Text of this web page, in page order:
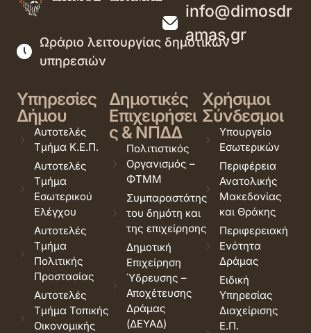
info@dimosdr
amas.gr
Ωράριο λειτουργίας δημοτικών
υπηρεσιών
Υπηρεσίες
Δήμου
Αυτοτελές
Τμήμα Κ.Ε.Π.
Αυτοτελές
Τμήμα
Εσωτερικού
Ελέγχου
Αυτοτελές
Τμήμα
Πολιτικής
Προστασίας
Αυτοτελές
Τμήμα Τοπικής
Οικονομικής
Δημοτικές
Επιχειρήσει
ς & ΝΠΔΔ
Πολιτιστικός
Οργανισμός –
ΦΤΜΜ
Συμπαραστάτης
του δημότη και
της επιχείρησης
Δημοτική
Επιχείρηση
Ύδρευσης –
Αποχέτευσης
Δράμας
(ΔΕΥΑΔ)
Χρήσιμοι
Σύνδεσμοι
Υπουργείο
Εσωτερικών
Περιφέρεια
Ανατολικής
Μακεδονίας
και Θράκης
Περιφερειακή
Ενότητα
Δράμας
Ειδική
Υπηρεσίας
Διαχείρισης
Ε.Π.